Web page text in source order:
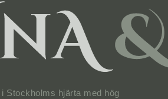
Stockholms hjärta med hög